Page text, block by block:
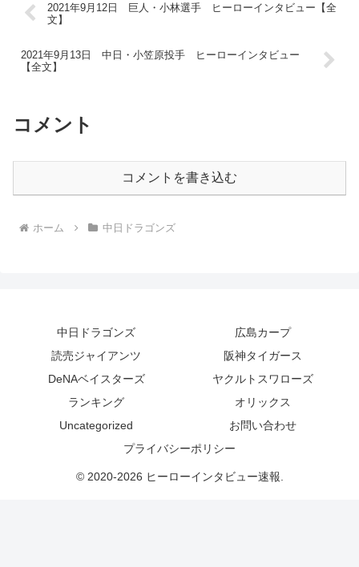
2021年9月12日 巨人・小林選手 ヒーローインタビュー【全
文】
2021年9月13日 中日・小笠原投手 ヒーローインタビュー
【全文】
コメント
コメントを書き込む
ホーム 中日ドラゴンズ
中日ドラゴンズ
広島カープ
読売ジャイアンツ
阪神タイガース
DeNAベイスターズ
ヤクルトスワローズ
ランキング
オリックス
Uncategorized
お問い合わせ
プライバシーポリシー
© 2020-2026 ヒーローインタビュー速報.